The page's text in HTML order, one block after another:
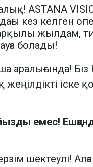
ASTANA
кез келген
жылдам,
болады!
аралығында! Біз
іске
емес!
шектеулі!